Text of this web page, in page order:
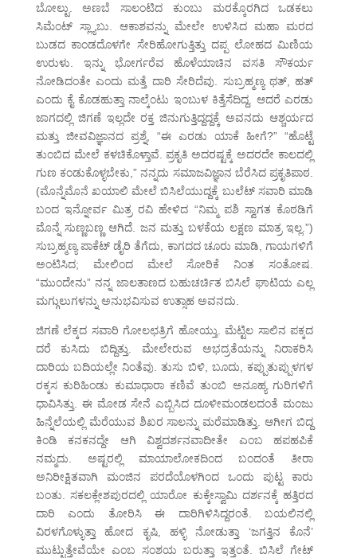
ಬೋಲ್ಟು. ಅಣಬೆ ಸಾಲಂಟಿದ ಕುಂಬು ಮರಕ್ಕೊರಗಿದ ಒಡಕಲು
ಸಿಮೆಂಟ್ ಸ್ಲ್ಯಾಬು. ಆಕಾಶವನ್ನು ಮೇಲೇ ಉಳಿಸಿದ ಮಹಾ ಮರದ
ಬುಡದ ಕಾಂಡದೊಳಗೇ ಸೇರಿಹೋಗುತ್ತಿತ್ತು ದಪ್ಪ ಲೋಹದ ಮಿಣಿಯ
ಉರುಳು. ಇನ್ನು ಭೋರ್ಗರೆವ ಹೊಳೆಯಾಚಿನ ವಸತಿ ಸೌಕರ್ಯ
ನೋಡಿದಂತೇ ಎಂದು ಮತ್ತೆ ದಾರಿ ಸೇರಿದೆವು. ಸುಬ್ರಹ್ಮಣ್ಯ ಥತ್, ಹತ್
ಎಂದು ಕೈ ಕೊಡಹುತ್ತಾ ನಾಲ್ಕೆಂಟು ಇಂಬುಳ ಕಿತ್ತೆಸೆದಿದ್ದ. ಆದರೆ ಎರಡು
ಜಾಗದಲ್ಲಿ ಜಿಗಣೆ ಇಲ್ಲದೇ ರಕ್ತ ಜಿನುಗುತ್ತಿದ್ದದ್ದಕ್ಕೆ ಅವನದು ಆಶ್ಚರ್ಯದ
ಮತ್ತು ಜೀವವಿಜ್ಞಾನದ ಪ್ರಶ್ನೆ, “ಈ ಎರಡು ಯಾಕೆ ಹೀಗೆ?” “ಹೊಟ್ಟೆ
ತುಂಬಿದ ಮೇಲೆ ಕಳಚಿಕೊಳ್ತಾವೆ. ಪ್ರಕೃತಿ ಅದರಷ್ಟಕ್ಕೆ ಅದರದೇ ಕಾಲದಲ್ಲಿ
ಗುಣ ಕಂಡುಕೊಳ್ಳಬೇಕು,” ನನ್ನದು ಸಮಾಜವಿಜ್ಞಾನ ಬೆರೆಸಿದ ಪ್ರಕೃತಿಪಾಠ.
(ಮೊನ್ನೆಮೊನೆ ಖಯಾಲಿ ಮೇಲೆ ಬಿಸಿಲೆಯುದ್ದಕ್ಕೆ ಬುಲೆಟ್ ಸವಾರಿ ಮಾಡಿ
ಬಂದ ಇನ್ನೋರ್ವ ಮಿತ್ರ ರವಿ ಹೇಳಿದ “ನಿಮ್ಮ ಪಶಿ ಸ್ವಾಗತ ಕೊಠಡಿಗೆ
ಮೊನ್ನೆ ಸುಣ್ಣಬಣ್ಣ ಆಗಿದೆ. ಜನ ಮತ್ತು ಬಳಕೆಯ ಲಕ್ಷಣ ಮಾತ್ರ ಇಲ್ಲ.”)
ಸುಬ್ರಹ್ಮಣ್ಯ ಪಾಕೆಟ್ ಡೈರಿ ತೆಗೆದು, ಕಾಗದದ ಚೂರು ಮಾಡಿ, ಗಾಯಗಳಿಗೆ
ಅಂಟಿಸಿದ; ಮೇಲಿಂದ ಮೇಲೆ ಸೋರಿಕೆ ನಿಂತ ಸಂತೋಷ.
“ಮುಂದೇನು” ನನ್ನ ಜಾಲತಾಣದ ಬಹುಚರ್ಚಿತ ಬಿಸಿಲೆ ಘಾಟಿಯ ಎಲ್ಲ
ಮಗ್ಗುಲುಗಳನ್ನು ಅನುಭವಿಸುವ ಉತ್ಸಾಹ ಅವನದು.
ಜಿಗಣೆ ಲೆಕ್ಕದ ಸವಾರಿ ಗೋಲಛತ್ರಿಗೆ ಹೋಯ್ತು. ಮೆಟ್ಟಿಲ ಸಾಲಿನ ಪಕ್ಕದ
ದರೆ ಕುಸಿದು ಬಿದ್ದಿತ್ತು. ಮೇಲೇರುವ ಅಭದ್ರತೆಯನ್ನು ನಿರಾಕರಿಸಿ
ದಾರಿಯ ಬದಿಯಲ್ಲೇ ನಿಂತೆವು. ತುಸು ಬಿಳಿ, ಬೂದು, ಕಪ್ಪುತುಪ್ಪುಳಗಳ
ರಕ್ಕಸ ಕುರಿಹಿಂಡು ಕುಮಾಧಾರಾ ಕಣಿವೆ ತುಂಬಿ ಅನೂಹ್ಯ ಗುರಿಗಳಿಗೆ
ಧಾವಿಸಿತ್ತು. ಈ ಮೋಡ ಸೇನೆ ಎಬ್ಬಿಸಿದ ದೂಳೀಮಂಡಲದಂತೆ ಮಂಜು
ಹಿನ್ನೆಲೆಯಲ್ಲಿ ಮೆರೆಯುವ ಶಿಖರ ಸಾಲನ್ನು ಮರೆಮಾಡಿತ್ತು. ಆಗೀಗ ಬಿದ್ದ
ಕಿಂಡಿ ಕನಕನದ್ದೇ ಆಗಿ ವಿಶ್ವದರ್ಶನವಾದೀತೇ ಎಂಬ ಹಪಹಪಿಕೆ
ನಮ್ಮದು. ಅಷ್ಟರಲ್ಲಿ ಮಾಯಾಲೋಕದಿಂದ ಬಂದಂತೆ ತೀರಾ
ಅನಿರೀಕ್ಷಿತವಾಗಿ ಮಂಜಿನ ಪರದೆಯೊಳಗಿಂದ ಒಂದು ಪುಟ್ಟ ಕಾರು
ಬಂತು. ಸಕಲಕ್ಲೇಶಪುರದಲ್ಲಿ ಯಾರೋ ಕುಕ್ಕೇಸ್ವಾಮಿ ದರ್ಶನಕ್ಕೆ ಹತ್ತಿರದ
ದಾರಿ ಎಂದು ತೋರಿಸಿ ಈ ದಾರಿಗಿಳಿಸಿದ್ದರಂತೆ. ಬಯಲಿನಲ್ಲಿ
ವಿರಳಗೊಳ್ಳುತ್ತಾ ಹೋದ ಕೃಷಿ, ಹಳ್ಳಿ ನೋಡುತ್ತಾ ‘ಜಗತ್ತಿನ ಕೊನೆ’
ಮುಟ್ಟುತ್ತೇವೆಯೇ ಎಂಬ ಸಂಶಯ ಬರುತ್ತಾ ಇತ್ತಂತೆ. ಬಿಸಿಲೆ ಗೇಟ್